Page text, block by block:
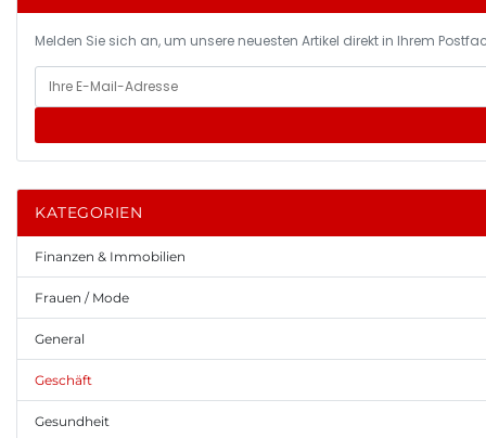
Melden Sie sich an, um unsere neuesten Artikel direkt in Ihrem
KATEGORIEN
Finanzen & Immobilien
Frauen / Mode
General
Geschäft
Gesundheit